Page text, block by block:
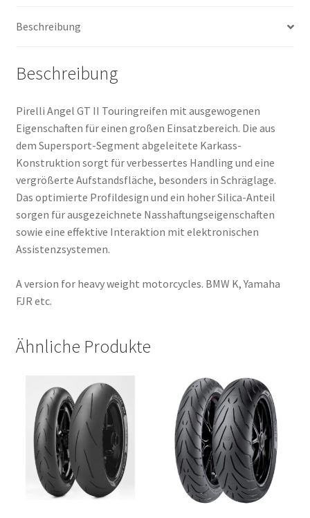
Menge
Beschreibung
Beschreibung
Pirelli Angel GT II Touringreifen mit ausgewogenen
Eigenschaften für einen großen Einsatzbereich. Die aus
dem Supersport-Segment abgeleitete Karkass-
Konstruktion sorgt für verbessertes Handling und eine
vergrößerte Aufstandsfläche, besonders in Schräglage.
Das optimierte Profildesign und ein hoher Silica-Anteil
sorgen für ausgezeichnete Nasshaftungseigenschaften
sowie eine effektive Interaktion mit elektronischen
Assistenzsystemen.
A version for heavy weight motorcycles. BMW K, Yamaha
FJR etc.
Ähnliche Produkte